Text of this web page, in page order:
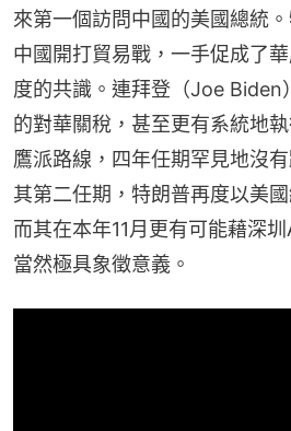
來第一個訪問中國的美國總統
中國開打貿易戰，一手促成了
度的共識。連拜登（Joe Biden
的對華關稅，甚至更有系統地
鷹派路線，四年任期罕見地沒
其第二任期，特朗普再度以美
而其在本年11月更有可能藉深
當然極具象徵意義。